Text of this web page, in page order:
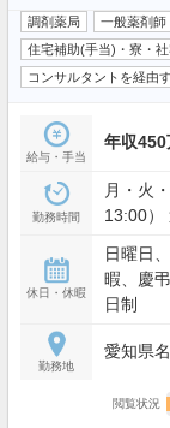
調剤薬局 一般薬剤師
住宅補助(手当)・寮・
コンサルタントを経由
給与・手当
年収450
勤務時間
月・火
13:00）
休日・休暇
日曜日
暇、慶
日制
勤務地
愛知県
閲覧状況